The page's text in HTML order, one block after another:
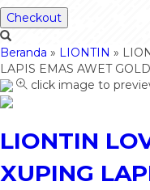
Checkout
Beranda » LIONTIN »
LAPIS EMAS AWET
click image to
LIONTIN
XUPING